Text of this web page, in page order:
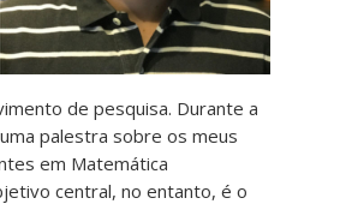
de pesquisa. Durante a
palestra sobre os meus
em Matemática
central, no entanto, é o